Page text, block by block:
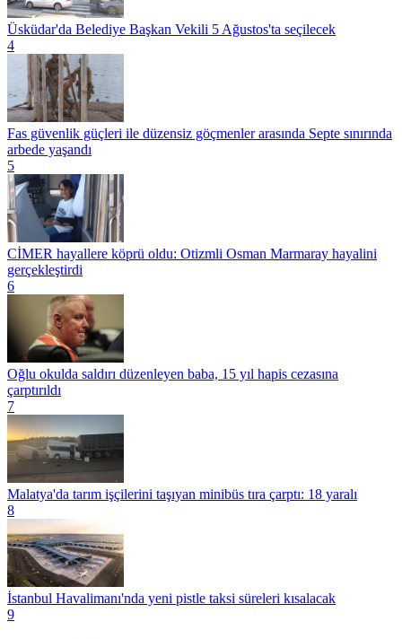
Üsküdar'da Belediye Başkan Vekili 5 Ağustos'ta seçilecek
4
Fas güvenlik güçleri ile düzensiz göçmenler arasında Septe sınırında
arbede yaşandı
5
CİMER hayallere köprü oldu: Otizmli Osman Marmaray hayalini
gerçekleştirdi
6
Oğlu okulda saldırı düzenleyen baba, 15 yıl hapis cezasına
çarptırıldı
7
Malatya'da tarım işçilerini taşıyan minibüs tıra çarptı: 18 yaralı
8
İstanbul Havalimanı'nda yeni pistle taksi süreleri kısalacak
9